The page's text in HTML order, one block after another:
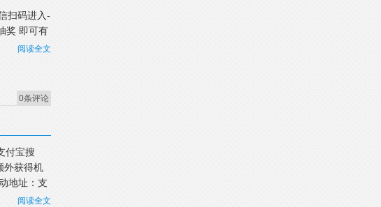
扫码进入-
奖 即可有
阅读全文
0条评论
付宝搜
外获得机
地址：支
阅读全文